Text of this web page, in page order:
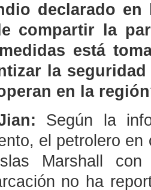
declarado
compartir la
está
la
en la
Según la
el petrolero
Marshall
no ha